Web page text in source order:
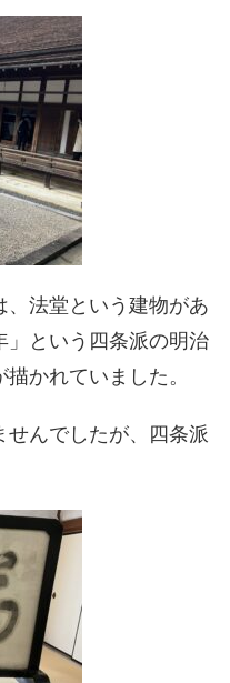
法堂という建物があ
」という四条派の明治
かれていました。
んでしたが、四条派